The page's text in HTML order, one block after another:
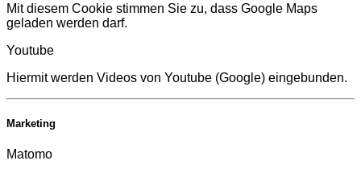
Mit diesem Cookie stimmen Sie zu, dass Google Maps
geladen werden darf.
Youtube
Hiermit werden Videos von Youtube (Google) eingebunden.
Marketing
Matomo